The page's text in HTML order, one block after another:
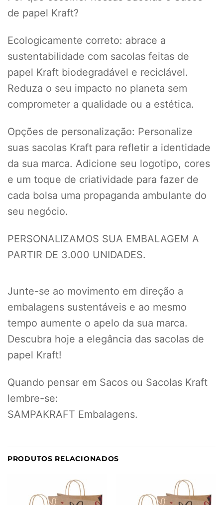
de papel Kraft?
Ecologicamente correto: abrace a
sustentabilidade com sacolas feitas de
papel Kraft biodegradável e reciclável.
Reduza o seu impacto no planeta sem
comprometer a qualidade ou a estética.
Opções de personalização: Personalize
suas sacolas Kraft para refletir a identidade
da sua marca. Adicione seu logotipo, cores
e um toque de criatividade para fazer de
cada bolsa uma propaganda ambulante do
seu negócio.
PERSONALIZAMOS SUA EMBALAGEM A
PARTIR DE 3.000 UNIDADES.
Junte-se ao movimento em direção a
embalagens sustentáveis e ao mesmo
tempo aumente o apelo da sua marca.
Descubra hoje a elegância das sacolas de
papel Kraft!
Quando pensar em Sacos ou Sacolas Kraft
lembre-se:
SAMPAKRAFT Embalagens.
PRODUTOS RELACIONADOS